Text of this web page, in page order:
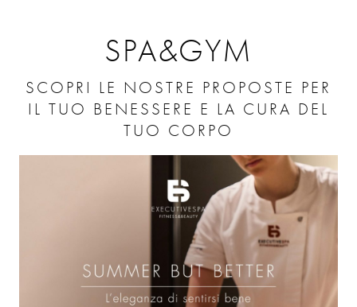
SPA&GYM
SCOPRI LE NOSTRE PROPOSTE PER
IL TUO BENESSERE E LA CURA DEL
TUO CORPO